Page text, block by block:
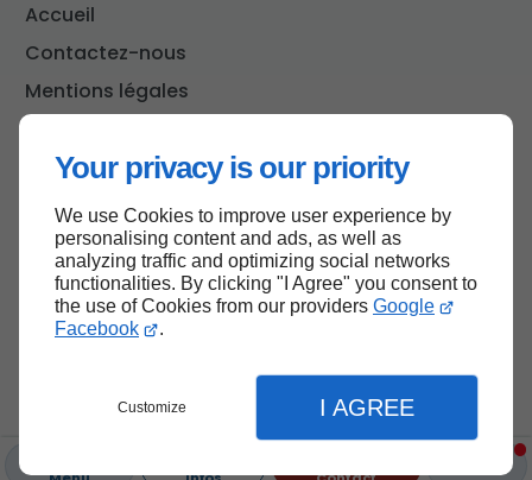
Your privacy is our priority
We use Cookies to improve user experience by
personalising content and ads, as well as
analyzing traffic and optimizing social networks
functionalities. By clicking "I Agree" you consent to
the use of Cookies from our providers Google
Facebook
.
Customize I AGREE
Accueil
Contactez-nous
Mentions légales
Haut de page